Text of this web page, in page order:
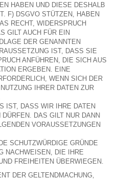
HABEN UND DIESE DESHALB
F) DSGVO STÜTZEN, HABEN
RECHT, WIDERSPRUCH
GILT AUCH FÜR EIN
DER GENANNTEN
IST, DASS SIE
ANFÜHREN, DIE SICH AUS
ERGEBEN. EINE
WENN SICH DER
IHRER DATEN ZUR
IST, DASS WIR IHRE DATEN
DAS GILT NUR DANN
VORAUSSETZUNGEN
SCHUTZWÜRDIGE GRÜNDE
NACHWEISEN, DIE IHRE
FREIHEITEN ÜBERWIEGEN.
DER GELTENDMACHUNG,